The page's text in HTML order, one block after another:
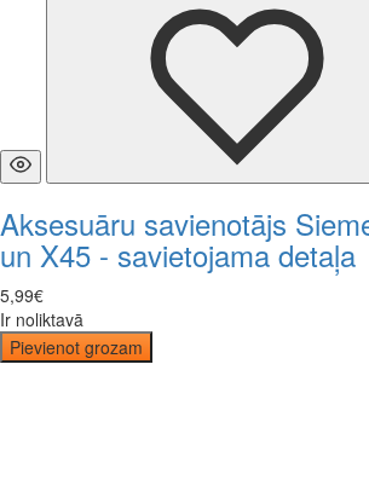
Aksesuāru savienotājs
un X45 - savietojama detaļa
5,99€
Ir noliktavā
Pievienot grozam